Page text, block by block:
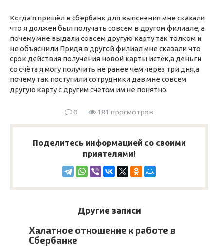
Когда я пришёл в сбербанк для выяснения мне сказали
что я должен был получать совсем в другом филиале, а
почему мне выдали совсем другую карту так толком и
не объяснили.Придя в другой филиал мне сказали что
срок действия получения новой карты истёк,а деньги
со счёта я могу получить не ранее чем через три дня,а
почему так поступили сотрудники дав мне совсем
другую карту с другим счётом им не понятно.
0 181 просмотров
Поделитесь информацией со своими
приятелями!
Другие записи
Халатное отношение к работе в
Сбербанке